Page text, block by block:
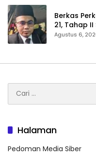
Berkas
21, Tahap
Kejaksaan
Agustus 6,
untuk:
Halaman
Pedoman Media Siber